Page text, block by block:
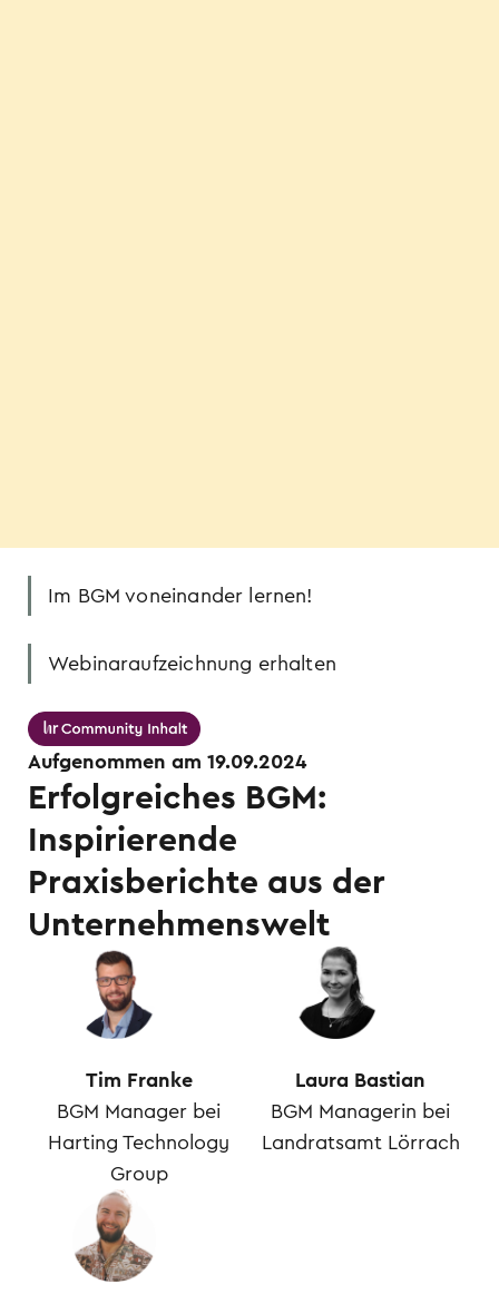
Im BGM voneinander lernen!
Webinaraufzeichnung erhalten
Aufgenommen am 19.09.2024
Erfolgreiches BGM:
Inspirierende
Praxisberichte aus der
Unternehmenswelt
Tim Franke
BGM Manager bei
Harting Technology
Group
Laura Bastian
BGM Managerin bei
Landratsamt Lörrach